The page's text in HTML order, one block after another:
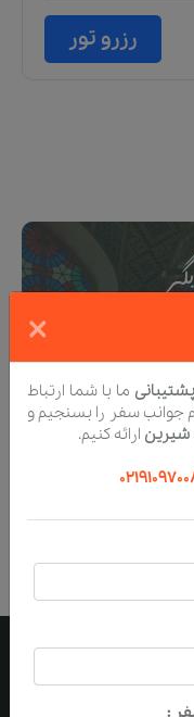
رزرو تور
×
ما با شما ارتباط
جوانب سفر را بسنجیم و
شیرین ارائه کنیم.
:
سفر
کنی